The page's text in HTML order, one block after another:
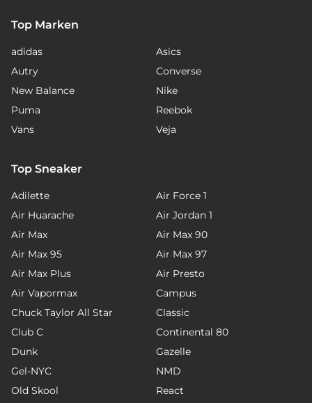
Top Marken
adidas
Asics
Autry
Converse
New Balance
Nike
Puma
Reebok
Vans
Veja
Top Sneaker
Adilette
Air Force 1
Air Huarache
Air Jordan 1
Air Max
Air Max 90
Air Max 95
Air Max 97
Air Max Plus
Air Presto
Air Vapormax
Campus
Chuck Taylor All Star
Classic
Club C
Continental 80
Dunk
Gazelle
Gel-NYC
NMD
Old Skool
React